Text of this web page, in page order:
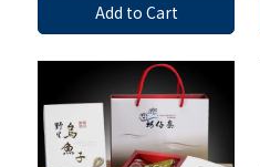
Add to Cart